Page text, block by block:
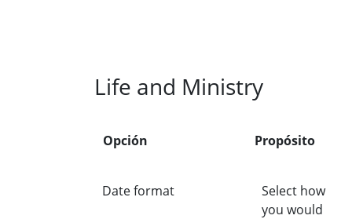
Life and Ministry
Opción Propósito
Date format
Select how
you would